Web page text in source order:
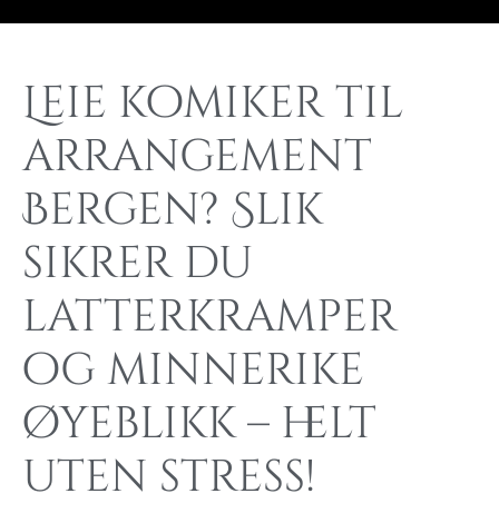
Leie komiker til
arrangement
Bergen? Slik
sikrer du
latterkramper
og minnerike
øyeblikk – helt
uten stress!